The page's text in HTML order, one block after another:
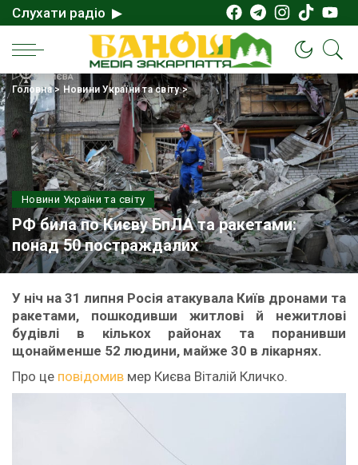
Слухати радіо ▶
Головна> Новини України та світу>
Новини України та світу
РФ била по Києву БпЛА та ракетами:
понад 50 постраждалих
У ніч на 31 липня Росія атакувала Київ дронами та
ракетами, пошкодивши житлові й нежитлові
будівлі в кількох районах та поранивши
щонайменше 52 людини, майже 30 в лікарнях.
Про це повідомив мер Києва Віталій Кличко.